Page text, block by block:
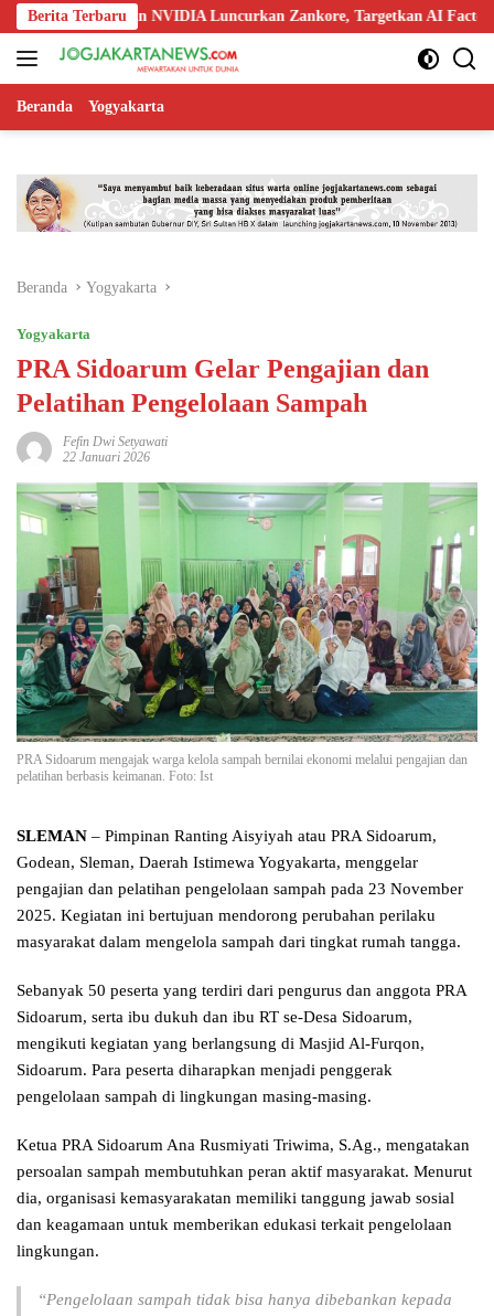
Langsung
ke
konten
Berita Terbaru
dan NVIDIA Luncurkan Zankore, Targetkan AI Factory 1 GW
Beranda Yogyakarta
Beranda Yogyakarta
Yogyakarta
PRA Sidoarum Gelar Pengajian dan
Pelatihan Pengelolaan Sampah
Fefin Dwi Setyawati
22 Januari 2026
PRA Sidoarum mengajak warga kelola sampah bernilai ekonomi melalui pengajian dan
pelatihan berbasis keimanan. Foto: Ist
SLEMAN – Pimpinan Ranting Aisyiyah atau PRA Sidoarum,
Godean, Sleman, Daerah Istimewa Yogyakarta, menggelar
pengajian dan pelatihan pengelolaan sampah pada 23 November
2025. Kegiatan ini bertujuan mendorong perubahan perilaku
masyarakat dalam mengelola sampah dari tingkat rumah tangga.
Sebanyak 50 peserta yang terdiri dari pengurus dan anggota PRA
Sidoarum, serta ibu dukuh dan ibu RT se-Desa Sidoarum,
mengikuti kegiatan yang berlangsung di Masjid Al-Furqon,
Sidoarum. Para peserta diharapkan menjadi penggerak
pengelolaan sampah di lingkungan masing-masing.
Ketua PRA Sidoarum Ana Rusmiyati Triwima, S.Ag., mengatakan
persoalan sampah membutuhkan peran aktif masyarakat. Menurut
dia, organisasi kemasyarakatan memiliki tanggung jawab sosial
dan keagamaan untuk memberikan edukasi terkait pengelolaan
lingkungan.
“Pengelolaan sampah tidak bisa hanya dibebankan kepada